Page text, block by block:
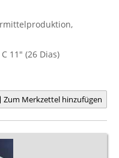
11" (26 Dias)
Zum Merkzettel hinzufügen